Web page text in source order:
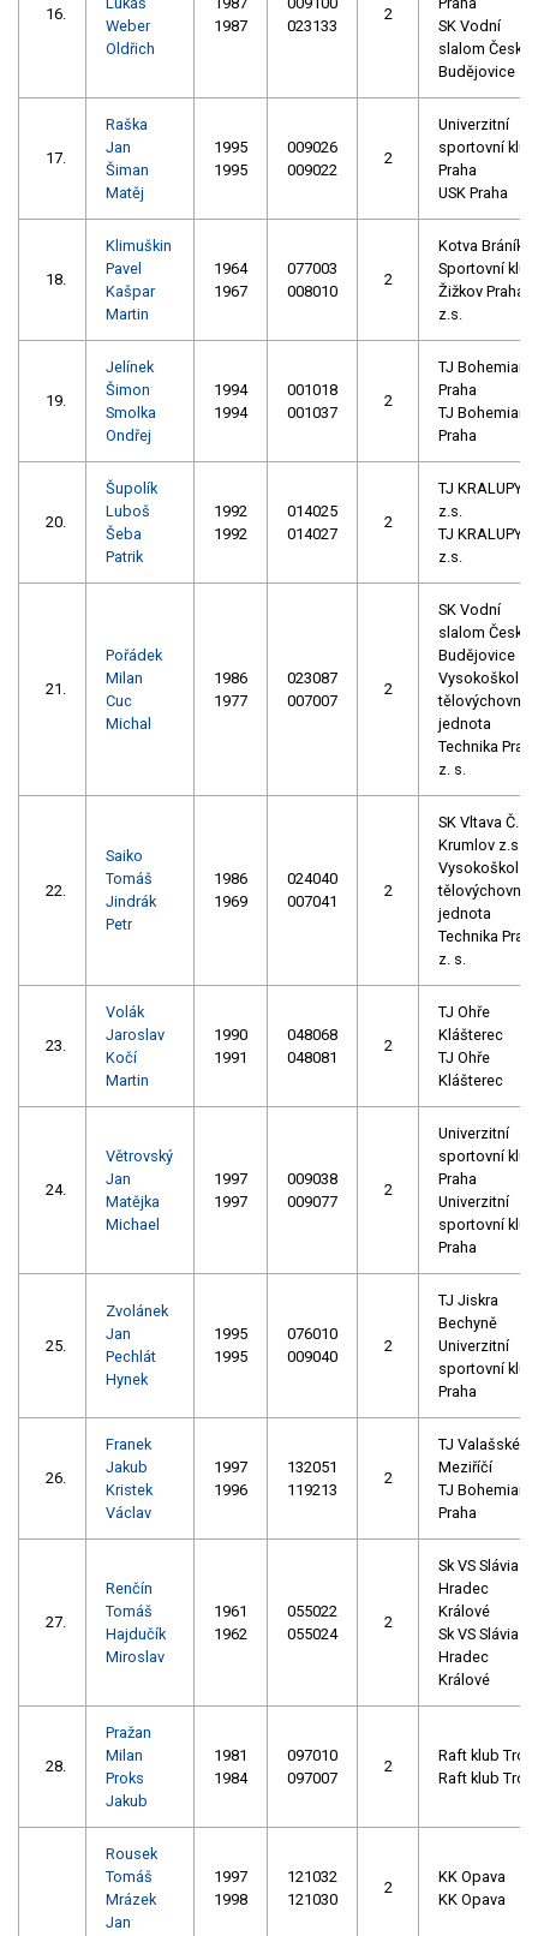
16.
Weber
Oldřich
1987
023133
2
SK Vodní
slalom České
Budějovice
17.
Raška
Jan
Šiman
Matěj
1995
1995
009026
009022
2
Univerzitní
sportovní klub
Praha
USK Praha
18.
Klimuškin
Pavel
Kašpar
Martin
1964
1967
077003
008010
2
Kotva Bráník
Sportovní klub
Žižkov Praha
z.s.
19.
Jelínek
Šimon
Smolka
Ondřej
1994
1994
001018
001037
2
TJ Bohemians
Praha
TJ Bohemians
Praha
20.
Šupolík
Luboš
Šeba
Patrik
1992
1992
014025
014027
2
TJ KRALUPY,
z.s.
TJ KRALUPY,
z.s.
21.
Pořádek
Milan
Cuc
Michal
1986
1977
023087
007007
2
SK Vodní
slalom České
Budějovice
tělovýchovná
jednota
Technika
z. s.
22.
Saiko
Tomáš
Jindrák
Petr
1986
1969
024040
007041
2
SK Vltava Č.
Krumlov z.s.
tělovýchovná
jednota
Technika
z. s.
23.
Volák
Jaroslav
Kočí
Martin
1990
1991
048068
048081
2
TJ Ohře
Klášterec
TJ Ohře
Klášterec
24.
Větrovský
Jan
Matějka
Michael
1997
1997
009038
009077
2
Univerzitní
sportovní klub
Praha
Univerzitní
sportovní klub
Praha
25.
Zvolánek
Jan
Pechlát
Hynek
1995
1995
076010
009040
2
TJ Jiskra
Bechyně
Univerzitní
sportovní klub
Praha
26.
Franek
Jakub
Kristek
Václav
1997
1996
132051
119213
2
TJ Valašské
Meziříčí
TJ Bohemians
Praha
27.
Renčín
Tomáš
Hajdučík
Miroslav
1961
1962
055022
055024
2
Sk VS Slávia
Hradec
Králové
Sk VS Slávia
Hradec
Králové
28.
Pražan
Milan
Proks
Jakub
1981
1984
097010
097007
2
Raft klub Troja
Raft klub Troja
Rousek
Tomáš
Mrázek
Jan
1997
1998
121032
121030
2
KK Opava
KK Opava